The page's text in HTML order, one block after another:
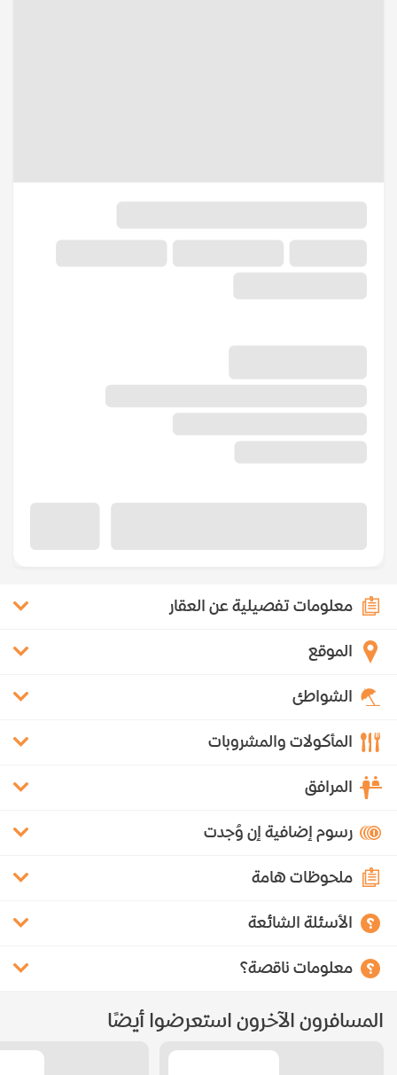
معلومات تفصيلية عن العقار
الموقع
الشواطئ
المأكولات والمشروبات
المرافق
رسوم إضافية إن وُجدت
ملحوظات هامة
الأسئلة الشائعة
معلومات ناقصة؟
المسافرون الآخرون استعرضوا أيضًا